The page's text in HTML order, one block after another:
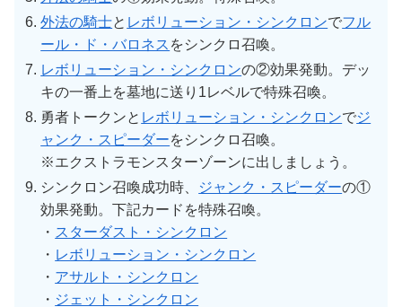
外法の騎士と レボリューション・シンクロンでフル
ール・ド・バロネス をシンクロ召喚。
レボリューション・シンクロンの②効果発動。デッ
キの一番上を墓地に送り1レベルで特殊召喚。
勇者トークンと レボリューション・シンクロンでジ
ャンク・スピーダーをシンクロ召喚。
※エクストラモンスターゾーンに出しましょう。
シンクロン召喚成功時、
ジャンク・スピーダーの①
効果発動。下記カードを特殊召喚。
・ スターダスト・シンクロン
・ レボリューション・シンクロン
・ アサルト・シンクロン
・ ジェット・シンクロン